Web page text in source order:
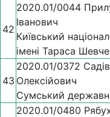
42
2020.01/0044
Іванович
Київський
імені Тараса
43
2020.01/0372
Олексійович
Сумський
2020.01/0480